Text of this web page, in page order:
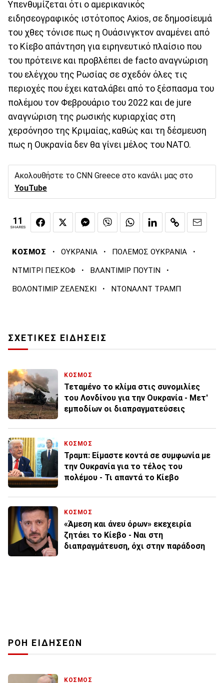
Υπενθυμίζεται ότι ο αμερικανικός
ειδησεογραφικός ιστότοπος Axios, σε δημοσίευμά
του χθες τόνισε πως η Ουάσινγκτον αναμένει από
το Κίεβο απάντηση για ειρηνευτικό πλαίσιο που
του πρότεινε και προβλέπει de facto αναγνώριση
του ελέγχου της Ρωσίας σε σχεδόν όλες τις
περιοχές που έχει καταλάβει από το ξέσπασμα του
πολέμου τον Φεβρουάριο του 2022 και de jure
αναγνώριση της ρωσικής κυριαρχίας στη
χερσόνησο της Κριμαίας, καθώς και τη δέσμευση
πως η Ουκρανία δεν θα γίνει μέλος του NATO.
Ακολουθήστε το CNN Greece στο κανάλι μας στο
YouTube
11
SHARES
ΚΟΣΜΟΣ · ΟΥΚΡΑΝΙΑ · ΠΟΛΕΜΟΣ ΟΥΚΡΑΝΙΑ ·
ΝΤΜΙΤΡΙ ΠΕΣΚΟΦ · ΒΛΑΝΤΙΜΙΡ ΠΟΥΤΙΝ ·
ΒΟΛΟΝΤΙΜΙΡ ΖΕΛΕΝΣΚΙ · ΝΤΟΝΑΛΝΤ ΤΡΑΜΠ
ΣΧΕΤΙΚΕΣ ΕΙΔΗΣΕΙΣ
ΚΟΣΜΟΣ
Τεταμένο το κλίμα στις συνομιλίες
του Λονδίνου για την Ουκρανία - Μετ'
εμποδίων οι διαπραγματεύσεις
ΚΟΣΜΟΣ
Τραμπ: Είμαστε κοντά σε συμφωνία με
την Ουκρανία για το τέλος του
πολέμου - Τι απαντά το Κίεβο
ΚΟΣΜΟΣ
«Άμεση και άνευ όρων» εκεχειρία
ζητάει το Κίεβο - Ναι στη
διαπραγμάτευση, όχι στην παράδοση
ΡΟΗ ΕΙΔΗΣΕΩΝ
ΚΟΣΜΟΣ